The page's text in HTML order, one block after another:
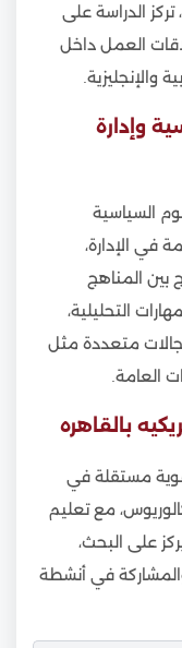
الدراسة على
العمل داخل
والإنجليزية.
وإدارة
السياسية
في الإدارة،
بين المناهج
التحليلية،
متعددة مثل
العامة.
بالقاهره
قوية مستقلة في
مع تعليم
على البحث،
والمشاركة في أنشطة